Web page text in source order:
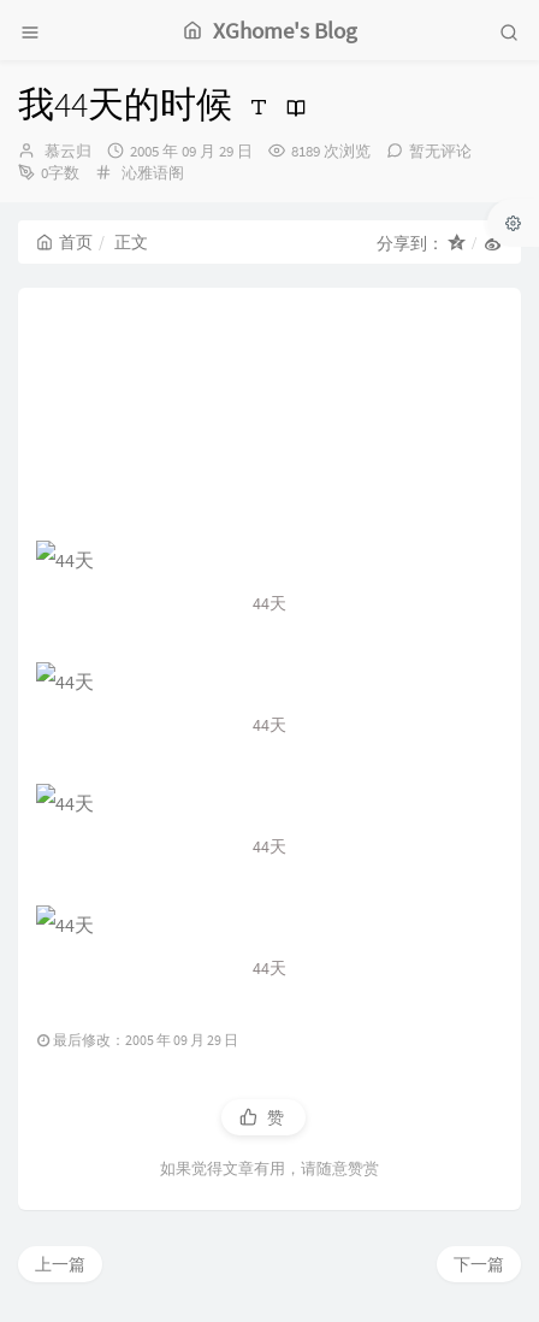
XGhome's Blog
我44天的时候
博
主：
慕云归
发
布
2005 年 09 月 29 日 8189 次浏览
暂无评论
0字数
分
沁雅语阁
首页 正文 分享到：
44天
44天
44天
44天
最后修改：2005 年 09 月 29 日
赞
如果觉得文章有用，请随意赞赏
下一篇
上一篇